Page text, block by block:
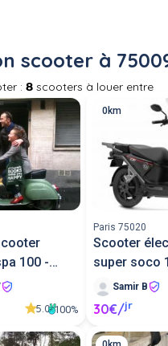
scooter à
: 8 scooters à louer entre
Paris Louer le scooter
pour vos trajets.
particuliers proposent la
scooter. Les scooters
location par des particuliers
des scooter 50cc que des
100 -
5.0 100%
0km
Paris 75020
Scooter
super soco
Samir B
30€/jr